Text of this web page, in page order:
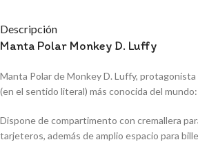
Descripción
Manta Polar Monkey D. Luffy
Manta Polar de Monkey D. Luffy, protagonista
(en el sentido literal) más conocida del
Dispone de compartimento con cremallera
tarjeteros, además de amplio espacio para